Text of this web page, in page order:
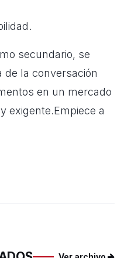
secundario, se
de la conversación
en un mercado
exigente.Empiece a